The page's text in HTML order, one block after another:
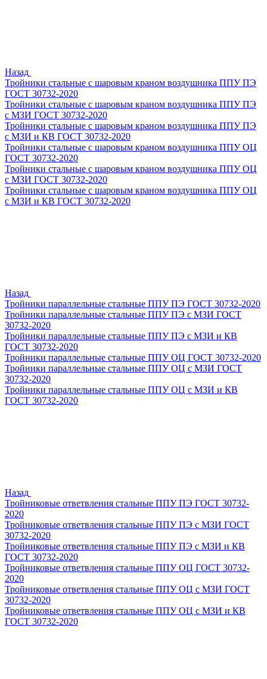
Назад
Тройники стальные с шаровым краном воздушника ППУ ПЭ
ГОСТ 30732-2020
Тройники стальные с шаровым краном воздушника ППУ ПЭ
с МЗИ ГОСТ 30732-2020
Тройники стальные с шаровым краном воздушника ППУ ПЭ
с МЗИ и КВ ГОСТ 30732-2020
Тройники стальные с шаровым краном воздушника ППУ ОЦ
ГОСТ 30732-2020
Тройники стальные с шаровым краном воздушника ППУ ОЦ
с МЗИ ГОСТ 30732-2020
Тройники стальные с шаровым краном воздушника ППУ ОЦ
с МЗИ и КВ ГОСТ 30732-2020
Назад
Тройники параллельные стальные ППУ ПЭ ГОСТ 30732-2020
Тройники параллельные стальные ППУ ПЭ с МЗИ ГОСТ
30732-2020
Тройники параллельные стальные ППУ ПЭ с МЗИ и КВ
ГОСТ 30732-2020
Тройники параллельные стальные ППУ ОЦ ГОСТ 30732-2020
Тройники параллельные стальные ППУ ОЦ с МЗИ ГОСТ
30732-2020
Тройники параллельные стальные ППУ ОЦ с МЗИ и КВ
ГОСТ 30732-2020
Назад
Тройниковые ответвления стальные ППУ ПЭ ГОСТ 30732-
2020
Тройниковые ответвления стальные ППУ ПЭ с МЗИ ГОСТ
30732-2020
Тройниковые ответвления стальные ППУ ПЭ с МЗИ и КВ
ГОСТ 30732-2020
Тройниковые ответвления стальные ППУ ОЦ ГОСТ 30732-
2020
Тройниковые ответвления стальные ППУ ОЦ с МЗИ ГОСТ
30732-2020
Тройниковые ответвления стальные ППУ ОЦ с МЗИ и КВ
ГОСТ 30732-2020